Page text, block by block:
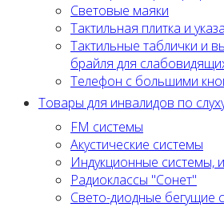
Световые маяки
Тактильная плитка и
Тактильные таблички и
брайля для
Телефон с большими
Товары для инвалидов по
FM системы
Акустические системы
Индукционные системы,
Радиоклассы "Сонет"
Свето-диодные бегущие